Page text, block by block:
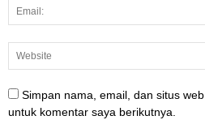
Simpan nama, email, dan situs
untuk komentar saya berikutnya.